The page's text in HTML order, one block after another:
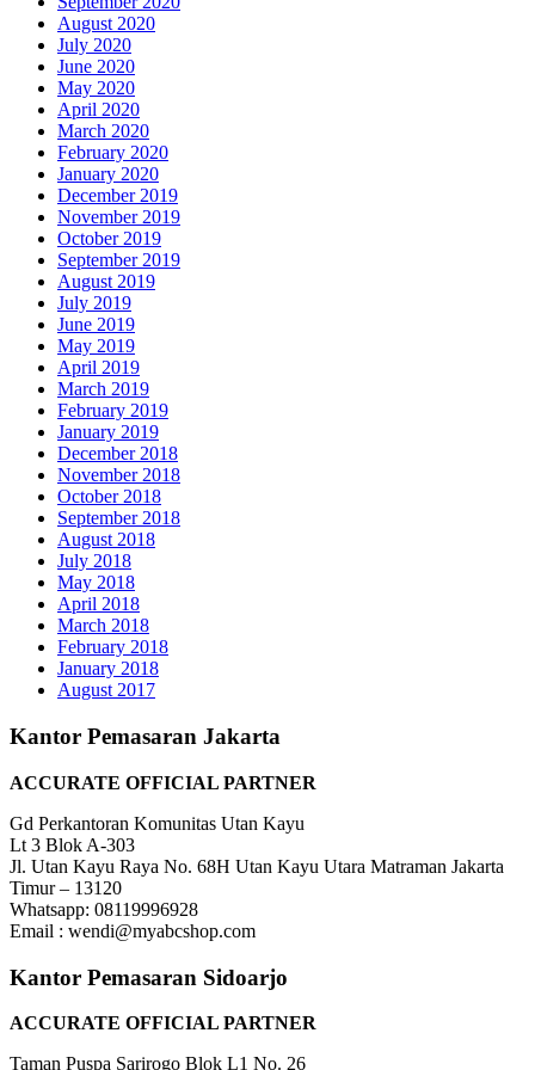
August 2020
July 2020
June 2020
May 2020
April 2020
March 2020
February 2020
January 2020
December 2019
November 2019
October 2019
September 2019
August 2019
July 2019
June 2019
May 2019
April 2019
March 2019
February 2019
January 2019
December 2018
November 2018
October 2018
September 2018
August 2018
July 2018
May 2018
April 2018
March 2018
February 2018
January 2018
August 2017
Kantor Pemasaran Jakarta
ACCURATE OFFICIAL PARTNER
Gd Perkantoran Komunitas Utan Kayu
Lt 3 Blok A-303
Jl. Utan Kayu Raya No. 68H Utan Kayu Utara Matraman Jakarta
Timur – 13120
Whatsapp: 08119996928
Email : wendi@myabcshop.com
Kantor Pemasaran Sidoarjo
ACCURATE OFFICIAL PARTNER
Taman Puspa Sarirogo Blok L1 No. 26